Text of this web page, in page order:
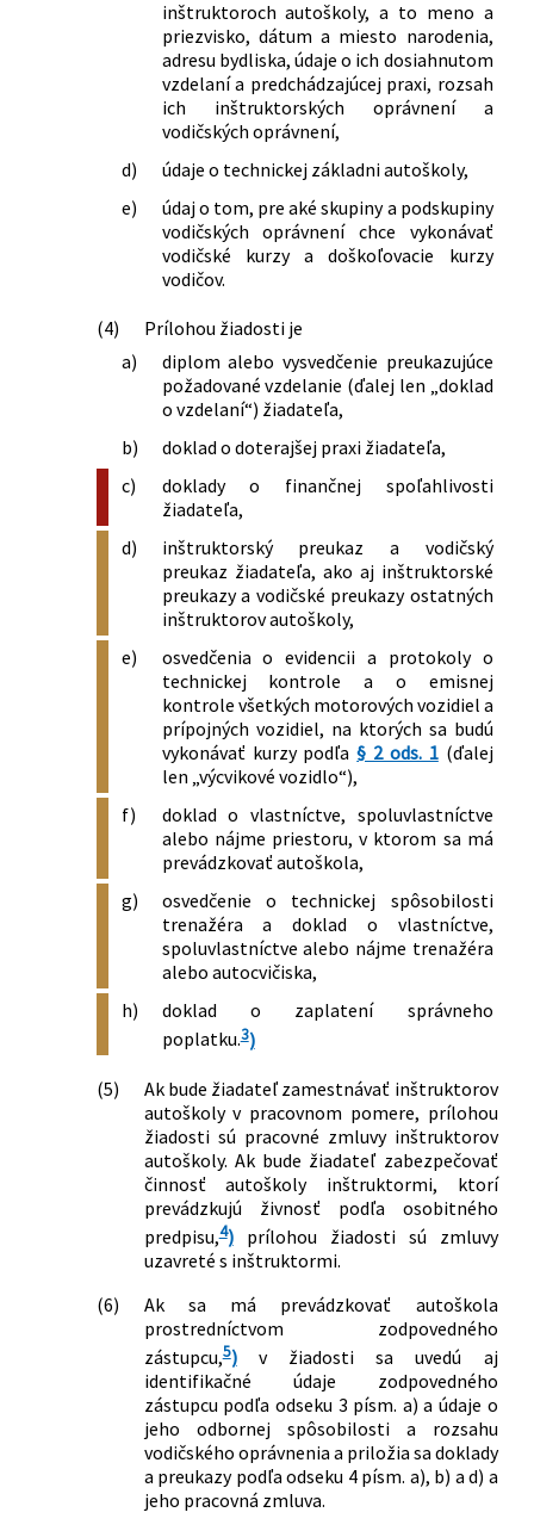
inštruktoroch autoškoly, a to meno a
priezvisko, dátum a miesto narodenia,
adresu bydliska, údaje o ich dosiahnutom
vzdelaní a predchádzajúcej praxi, rozsah
ich inštruktorských oprávnení a
vodičských oprávnení,
d)
údaje o technickej základni autoškoly,
e)
údaj o tom, pre aké skupiny a podskupiny
vodičských oprávnení chce vykonávať
vodičské kurzy a doškoľovacie kurzy
vodičov.
(4)
Prílohou žiadosti je
a)
diplom alebo vysvedčenie preukazujúce
požadované vzdelanie (ďalej len „doklad
o vzdelaní“) žiadateľa,
b)
doklad o doterajšej praxi žiadateľa,
c)
doklady o finančnej spoľahlivosti
žiadateľa,
d)
inštruktorský preukaz a vodičský
preukaz žiadateľa, ako aj inštruktorské
preukazy a vodičské preukazy ostatných
inštruktorov autoškoly,
e)
osvedčenia o evidencii a protokoly o
technickej kontrole a o emisnej
kontrole všetkých motorových vozidiel a
prípojných vozidiel, na ktorých sa budú
vykonávať kurzy podľa§ 2 ods. 1(ďalej
len „výcvikové vozidlo“),
f)
doklad o vlastníctve, spoluvlastníctve
alebo nájme priestoru, v ktorom sa má
prevádzkovať autoškola,
g)
osvedčenie o technickej spôsobilosti
trenažéra a doklad o vlastníctve,
spoluvlastníctve alebo nájme trenažéra
alebo autocvičiska,
h)
doklad o zaplatení správneho
poplatku.3)
(5)
Ak bude žiadateľ zamestnávať inštruktorov
autoškoly v pracovnom pomere, prílohou
žiadosti sú pracovné zmluvy inštruktorov
autoškoly. Ak bude žiadateľ zabezpečovať
činnosť autoškoly inštruktormi, ktorí
prevádzkujú živnosť podľa osobitného
predpisu,4)prílohou žiadosti sú zmluvy
uzavreté s inštruktormi.
(6)
Ak sa má prevádzkovať autoškola
prostredníctvom zodpovedného
zástupcu,5)v žiadosti sa uvedú aj
identifikačné údaje zodpovedného
zástupcu podľa odseku 3 písm. a) a údaje o
jeho odbornej spôsobilosti a rozsahu
vodičského oprávnenia a priložia sa doklady
a preukazy podľa odseku 4 písm. a), b) a d) a
jeho pracovná zmluva.